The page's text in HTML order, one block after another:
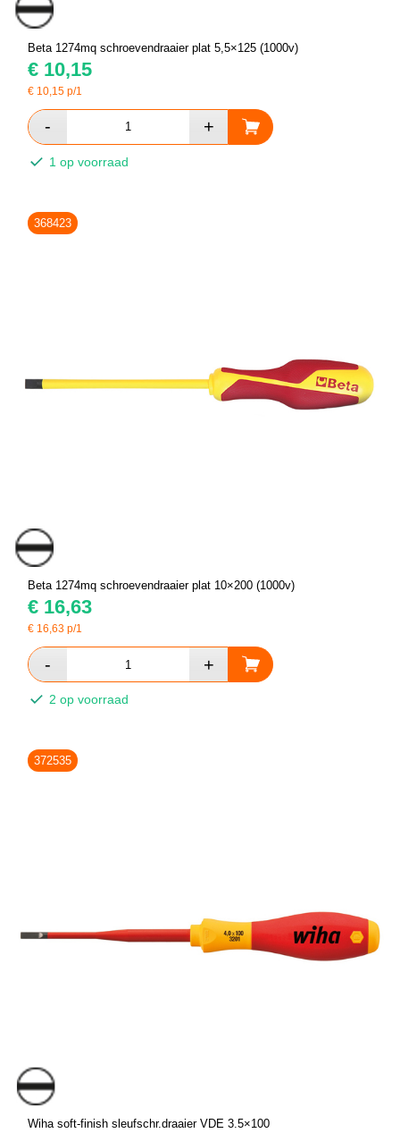
Beta 1274mq schroevendraaier plat 5,5×125 (1000v)
€ 10,15
€ 10,15 p/1
1 op voorraad
368423
Beta 1274mq schroevendraaier plat 10×200 (1000v)
€ 16,63
€ 16,63 p/1
2 op voorraad
372535
Wiha soft-finish sleufschr.draaier VDE 3.5×100